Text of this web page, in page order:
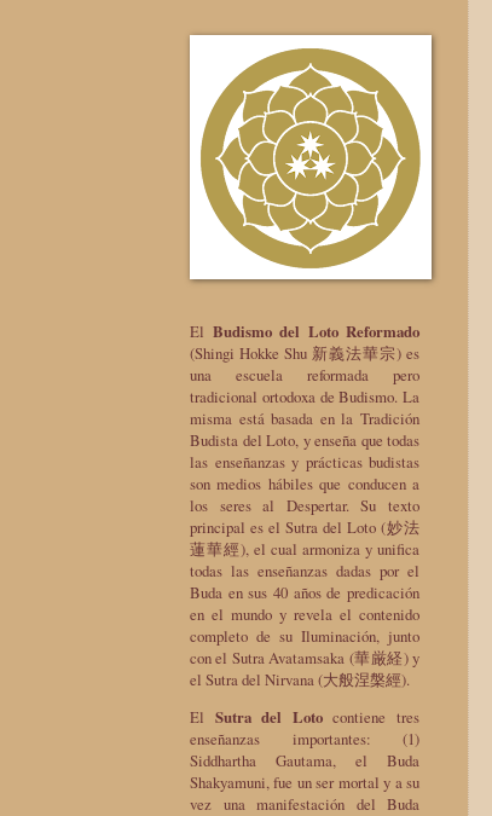
El Budismo del Loto Reformado
(Shingi Hokke Shu 新義法華宗) es
una escuela reformada pero
tradicional ortodoxa de Budismo. La
misma está basada en la Tradición
Budista del Loto, y enseña que todas
las enseñanzas y prácticas budistas
son medios hábiles que conducen a
los seres al Despertar. Su texto
principal es el Sutra del Loto (妙法
蓮華經), el cual armoniza y unifica
todas las enseñanzas dadas por el
Buda en sus 40 años de predicación
en el mundo y revela el contenido
completo de su Iluminación, junto
con el Sutra Avatamsaka (華厳経) y
el Sutra del Nirvana (大般涅槃經).
El Sutra del Lotocontiene tres
enseñanzas importantes: (1)
Siddhartha Gautama, el Buda
Shakyamuni, fue un ser mortal y a su
vez una manifestación del Buda